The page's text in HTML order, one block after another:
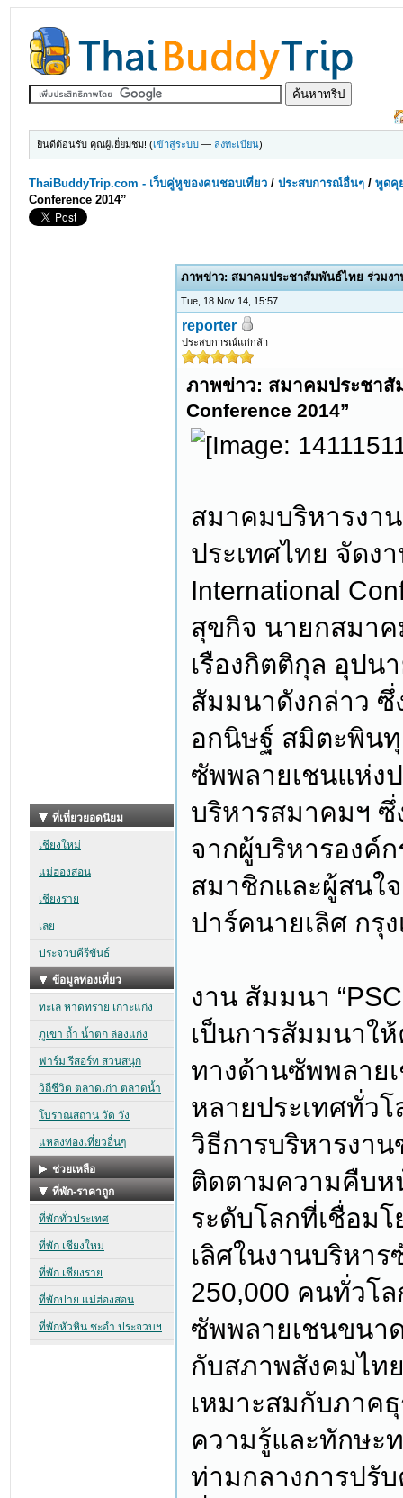
ยินดีต้อนรับ คุณผู้เยี่ยมชม! (เข้าสู่ระบบ — ลงทะเบียน)
ThaiBuddyTrip.com - เว็บคู่หูของคนชอบเที่ยว /ประสบการณ์อื่นๆ /พูดคุ
Conference 2014”
ภาพข่าว: สมาคมประชาสัมพันธ์ไทย ร่วมงา
Tue, 18 Nov 14, 15:57
reporter
ประสบการณ์แก่กล้า
ภาพข่าว: สมาคมประชาสั
Conference 2014”
สมาคมบริหารงา
ประเทศไทย จัดง
International
สุขกิจ นายกสมา
เรืองกิตติกุล อุปน
สัมมนาดังกล่าว
อกนิษฐ์ สมิตะพิน
ซัพพลายเชนแห่ง
บริหารสมาคมฯ ซึ่
จากผู้บริหารองค์
สมาชิกและผู้สนใ
ปาร์คนายเลิศ กรุ
งาน สัมมนา
เป็นการสัมมนาใ
ทางด้านซัพพลาย
หลายประเทศทั่วโ
วิธีการบริหารงา
ติดตามความคืบห
ระดับโลกที่เชื่อม
เลิศในงานบริหา
250,000 คนทั่วโ
ซัพพลายเชนขนา
กับสภาพสังคมไท
เหมาะสมกับภาค
ความรู้และทักษะ
ท่ามกลางการปรั